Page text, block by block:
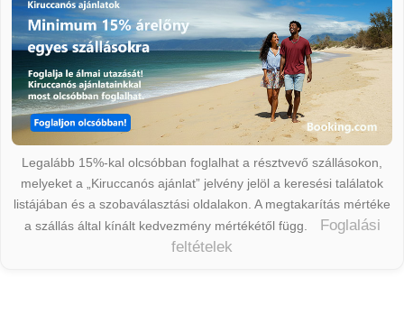
Legalább 15%-kal olcsóbban foglalhat a résztvevő szállásokon,
melyeket a „Kiruccanós ajánlat” jelvény jelöl a keresési találatok
listájában és a szobaválasztási oldalakon. A megtakarítás mértéke
a szállás által kínált kedvezmény mértékétől függ.
Foglalási
feltételek